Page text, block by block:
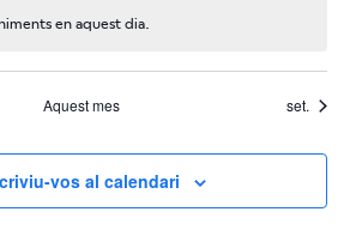
en aquest dia.
Aquest mes set.
vos al calendari